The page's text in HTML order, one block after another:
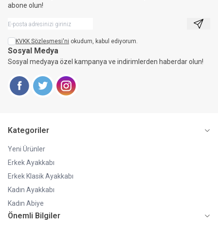
abone olun!
Kayıt
KVKK Sözleşmesi'ni okudum, kabul ediyorum.
Sosyal Medya
Sosyal medyaya özel kampanya ve indirimlerden haberdar olun!
FacebookTwitterInstagram
Kategoriler
Yeni Ürünler
Erkek Ayakkabı
Erkek Klasik Ayakkabı
Kadın Ayakkabı
Kadın Abiye
Önemli Bilgiler